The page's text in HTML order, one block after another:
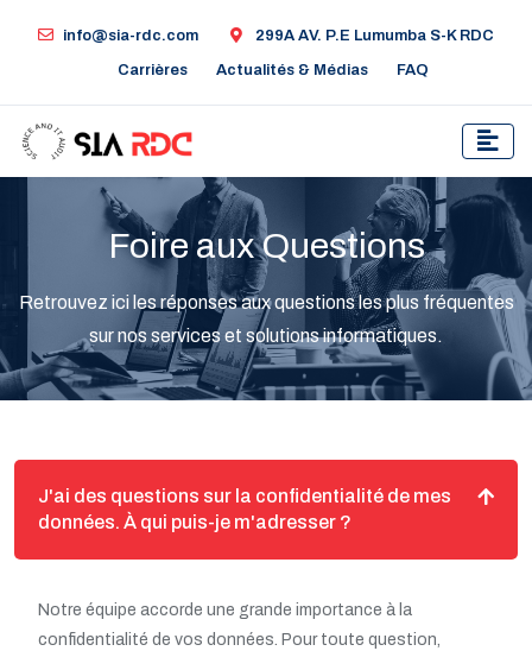
info@sia-rdc.com 299A AV. P.E Lumumba S-K RDC
Carrières Actualités & Médias FAQ
Foire aux Questions
Retrouvez ici les réponses aux questions les plus fréquentes
sur nos services et solutions informatiques.
J'ai des questions sur la confidentialité de mes
données. À qui puis-je m'adresser ?
Notre équipe accorde une grande importance à la
confidentialité de vos données. Pour toute question,